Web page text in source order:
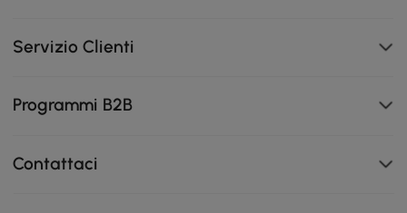
Servizio Clienti
Programmi B2B
Contattaci